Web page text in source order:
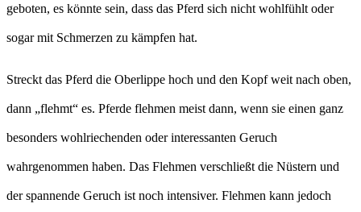
geboten, es könnte sein, dass das Pferd sich nicht wohlfühlt oder
sogar mit Schmerzen zu kämpfen hat.
Streckt das Pferd die Oberlippe hoch und den Kopf weit nach oben,
dann „flehmt“ es. Pferde flehmen meist dann, wenn sie einen ganz
besonders wohlriechenden oder interessanten Geruch
wahrgenommen haben. Das Flehmen verschließt die Nüstern und
der spannende Geruch ist noch intensiver. Flehmen kann jedoch